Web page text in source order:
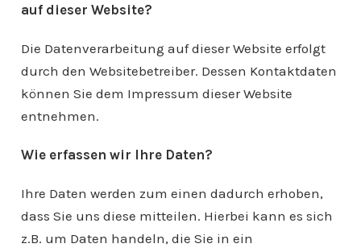
auf dieser Website?
Die Datenverarbeitung auf dieser Website erfolgt
durch den Websitebetreiber. Dessen Kontaktdaten
können Sie dem Impressum dieser Website
entnehmen.
Wie erfassen wir Ihre Daten?
Ihre Daten werden zum einen dadurch erhoben,
dass Sie uns diese mitteilen. Hierbei kann es sich
z.B. um Daten handeln, die Sie in ein